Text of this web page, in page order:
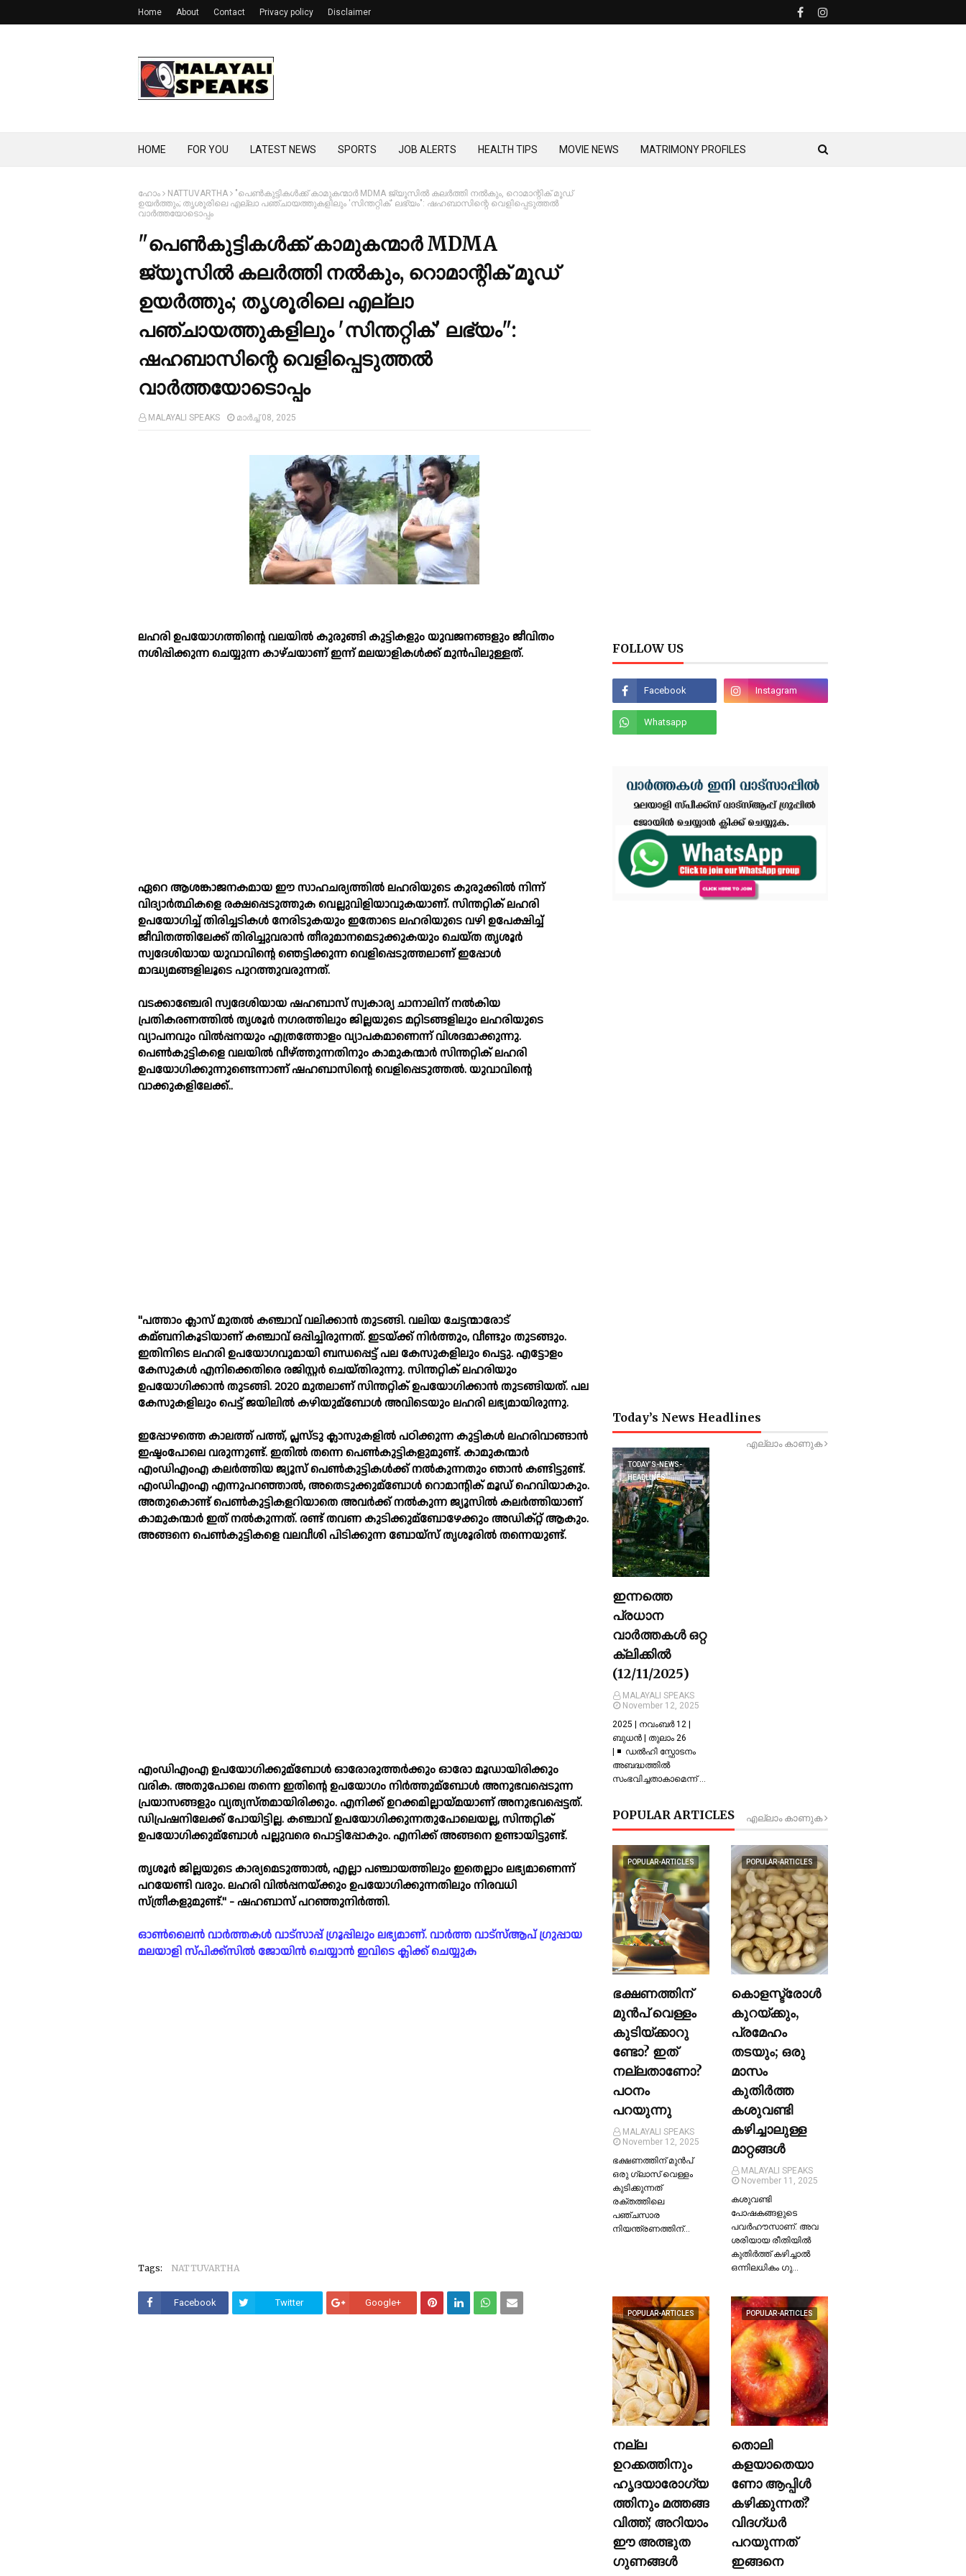
Home About Contact Privacy policy Disclaimer
HOME FOR YOU LATEST NEWS SPORTS JOB ALERTS HEALTH TIPS MOVIE NEWS MATRIMONY PROFILES
ഹോം NATTUVARTHA
"പെണ്‍കുട്ടികൾക്ക് കാമുകന്മാര്‍ MDMA ജ്യൂസില്‍ കലര്‍ത്തി നല്‍കും, റൊമാന്റിക് മൂഡ്
ഉയര്‍ത്തും; തൃശൂരിലെ എല്ലാ പഞ്ചായത്തുകളിലും 'സിന്തറ്റിക്' ലഭ്യം": ഷഹബാസിന്റെ വെളിപ്പെടുത്തൽ
വാർത്തയോടൊപ്പം
"പെണ്‍കുട്ടികൾക്ക് കാമുകന്മാര്‍ MDMA
ജ്യൂസില്‍ കലര്‍ത്തി നല്‍കും, റൊമാന്റിക് മൂഡ്
ഉയര്‍ത്തും; തൃശൂരിലെ എല്ലാ
പഞ്ചായത്തുകളിലും 'സിന്തറ്റിക്' ലഭ്യം":
ഷഹബാസിന്റെ വെളിപ്പെടുത്തൽ
വാർത്തയോടൊപ്പം
MALAYALI SPEAKS മാർച്ച് 08, 2025
ലഹരി ഉപയോഗത്തിന്റെ വലയില്‍ കുരുങ്ങി കുട്ടികളും യുവജനങ്ങളും ജീവിതം
നശിപ്പിക്കുന്ന ചെയ്യുന്ന കാഴ്ചയാണ് ഇന്ന് മലയാളികള്‍ക്ക് മുൻപിലുള്ളത്.
ഏറെ ആശങ്കാജനകമായ ഈ സാഹചര്യത്തില്‍ ലഹരിയുടെ കുരുക്കില്‍ നിന്ന്
വിദ്യാർത്ഥികളെ രക്ഷപ്പെടുത്തുക വെല്ലുവിളിയാവുകയാണ്. സിന്തറ്റിക് ലഹരി
ഉപയോഗിച്ച്‌ തിരിച്ചടികള്‍ നേരിടുകയും ഇതോടെ ലഹരിയുടെ വഴി ഉപേക്ഷിച്ച്‌
ജീവിതത്തിലേക്ക് തിരിച്ചുവരാൻ തീരുമാനമെടുക്കുകയും ചെയ്ത തൃശൂർ
സ്വദേശിയായ യുവാവിന്റെ ഞെട്ടിക്കുന്ന വെളിപ്പെടുത്തലാണ് ഇപ്പോള്‍
മാദ്ധ്യമങ്ങളിലൂടെ പുറത്തുവരുന്നത്.
വടക്കാഞ്ചേരി സ്വദേശിയായ ഷഹബാസ് സ്വകാര്യ ചാനാലിന് നല്‍കിയ
പ്രതികരണത്തില്‍ തൃശൂർ നഗരത്തിലും ജില്ലയുടെ മറ്റിടങ്ങളിലും ലഹരിയുടെ
വ്യാപനവും വില്‍പ്പനയും എത്രത്തോളം വ്യാപകമാണെന്ന് വിശദമാക്കുന്നു.
പെണ്‍കുട്ടികളെ വലയില്‍ വീഴ്‌ത്തുന്നതിനും കാമുകന്മാർ സിന്തറ്റിക് ലഹരി
ഉപയോഗിക്കുന്നുണ്ടെന്നാണ് ഷഹബാസിന്റെ വെളിപ്പെടുത്തല്‍. യുവാവിന്റെ
വാക്കുകളിലേക്ക്..
"പത്താം ക്ലാസ് മുതല്‍ കഞ്ചാവ് വലിക്കാൻ തുടങ്ങി. വലിയ ചേട്ടന്മാരോട്
കമ്ബനികൂടിയാണ് കഞ്ചാവ് ഒപ്പിച്ചിരുന്നത്. ഇടയ്‌ക്ക് നിർത്തും, വീണ്ടും തുടങ്ങും.
ഇതിനിടെ ലഹരി ഉപയോഗവുമായി ബന്ധപ്പെട്ട് പല കേസുകളിലും പെട്ടു. എട്ടോളം
കേസുകള്‍ എനിക്കെതിരെ രജിസ്റ്റർ ചെയ്തിരുന്നു. സിന്തറ്റിക് ലഹരിയും
ഉപയോഗിക്കാൻ തുടങ്ങി. 2020 മുതലാണ് സിന്തറ്റിക് ഉപയോഗിക്കാൻ തുടങ്ങിയത്. പല
കേസുകളിലും പെട്ട് ജയിലില്‍ കഴിയുമ്ബോള്‍ അവിടെയും ലഹരി ലഭ്യമായിരുന്നു.
ഇപ്പോഴത്തെ കാലത്ത് പത്ത്, പ്ലസ്ടു ക്ലാസുകളില്‍ പഠിക്കുന്ന കുട്ടികള്‍ ലഹരിവാങ്ങാൻ
ഇഷ്ടംപോലെ വരുന്നുണ്ട്. ഇതില്‍ തന്നെ പെണ്‍കുട്ടികളുമുണ്ട്. കാമുകന്മാർ
എംഡിഎംഎ കലർത്തിയ ജ്യൂസ് പെണ്‍കുട്ടികള്‍ക്ക് നല്‍കുന്നതും ഞാൻ കണ്ടിട്ടുണ്ട്.
എംഡിഎംഎ എന്നുപറഞ്ഞാല്‍, അതെടുക്കുമ്ബോള്‍ റൊമാന്റിക് മൂഡ് ഹെവിയാകും.
അതുകൊണ്ട് പെണ്‍കുട്ടികളറിയാതെ അവർക്ക് നല്‍കുന്ന ജ്യൂസില്‍ കലർത്തിയാണ്
കാമുകന്മാർ ഇത് നല്‍കുന്നത്. രണ്ട് തവണ കുടിക്കുമ്ബോഴേക്കും അഡിക്റ്റ് ആകും.
അങ്ങനെ പെണ്‍കുട്ടികളെ വലവീശി പിടിക്കുന്ന ബോയ്സ് തൃശൂരില്‍ തന്നെയുണ്ട്.
എംഡിഎംഎ ഉപയോഗിക്കുമ്ബോള്‍ ഓരോരുത്തർക്കും ഓരോ മൂഡായിരിക്കും
വരിക. അതുപോലെ തന്നെ ഇതിന്റെ ഉപയോഗം നിർത്തുമ്ബോള്‍ അനുഭവപ്പെടുന്ന
പ്രയാസങ്ങളും വ്യത്യസ്തമായിരിക്കും. എനിക്ക് ഉറക്കമില്ലായ്മയാണ് അനുഭവപ്പെട്ടത്.
ഡിപ്രഷനിലേക്ക് പോയിട്ടില്ല. കഞ്ചാവ് ഉപയോഗിക്കുന്നതുപോലെയല്ല, സിന്തറ്റിക്
ഉപയോഗിക്കുമ്ബോള്‍ പല്ലുവരെ പൊട്ടിപ്പോകും. എനിക്ക് അങ്ങനെ ഉണ്ടായിട്ടുണ്ട്.
തൃശൂർ ജില്ലയുടെ കാര്യമെടുത്താല്‍, എല്ലാ പഞ്ചായത്തിലും ഇതെല്ലാം ലഭ്യമാണെന്ന്
പറയേണ്ടി വരും. ലഹരി വില്‍പ്പനയ്‌ക്കും ഉപയോഗിക്കുന്നതിലും നിരവധി
സ്ത്രീകളുമുണ്ട്." - ഷഹബാസ് പറഞ്ഞുനിർത്തി.
ഓൺലൈൻ വാർത്തകൾ വാട്സാപ്പ് ഗ്രൂപ്പിലും ലഭ്യമാണ്. വാർത്ത വാട്സ്ആപ് ഗ്രുപ്പായ
മലയാളി സ്പിക്ക്സിൽ ജോയിൻ ചെയ്യാൻ ഇവിടെ ക്ലിക്ക് ചെയ്യുക
Tags: NATTUVARTHA
Facebook Twitter Google+
FOLLOW US
Today’s News Headlines
എല്ലാം കാണുക
TODAY’S-NEWS-
HEADLINES
ഇന്നത്തെ
പ്രധാന
വാർത്തകൾ ഒറ്റ
ക്ലിക്കിൽ
(12/11/2025)
MALAYALI SPEAKS
November 12, 2025
2025 | നവംബർ 12 |
ബുധൻ | തുലാം 26
| ◾ ഡല്‍ഹി സ്ഫോടനം
അബദ്ധത്തില്‍
സംഭവിച്ചതാകാമെന്ന് …
POPULAR ARTICLES എല്ലാം കാണുക
POPULAR-ARTICLES
ഭക്ഷണത്തിന്
മുന്‍പ് വെള്ളം
കുടിയ്ക്കാറു
ണ്ടോ? ഇത്
നല്ലതാണോ?
പഠനം
പറയുന്നു
MALAYALI SPEAKS
November 12, 2025
ഭക്ഷണത്തിന് മുന്‍പ്
ഒരു ഗ്ലാസ് വെള്ളം
കുടിക്കുന്നത്
രക്തത്തിലെ
പഞ്ചസാര
നിയന്ത്രണത്തിന്…
POPULAR-ARTICLES
കൊളസ്ട്രോള്‍
കുറയ്ക്കും,
പ്രമേഹം
തടയും; ഒരു
മാസം
കുതിര്‍ത്ത
കശുവണ്ടി
കഴിച്ചാലുള്ള
മാറ്റങ്ങള്‍
MALAYALI SPEAKS
November 11, 2025
കശുവണ്ടി
പോഷകങ്ങളുടെ
പവർഹൗസാണ്. അവ
ശരിയായ രീതിയില്‍
കുതിർത്ത് കഴിച്ചാല്‍
ഒന്നിലധികം ഗു…
POPULAR-ARTICLES
നല്ല
ഉറക്കത്തിനും
ഹൃദയാരോഗ്യ
ത്തിനും മത്തങ്ങ
വിത്ത്; അറിയാം
ഈ അത്ഭുത
ഗുണങ്ങള്‍
POPULAR-ARTICLES
തൊലി
കളയാതെയാ
ണോ ആപ്പിള്‍
കഴിക്കുന്നത്?
വിദഗ്ധര്‍
പറയുന്നത്
ഇങ്ങനെ